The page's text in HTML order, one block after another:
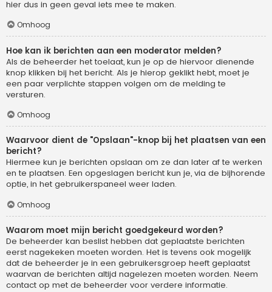
hier dus in geen geval iets mee te maken.
Omhoog
Hoe kan ik berichten aan een moderator melden?
Als de beheerder het toelaat, kun je op de hiervoor dienende
knop klikken bij het bericht. Als je hierop geklikt hebt, moet je
een paar verplichte stappen volgen om de melding te
versturen.
Omhoog
Waarvoor dient de "Opslaan"-knop bij het plaatsen van een
bericht?
Hiermee kun je berichten opslaan om ze dan later af te werken
en te plaatsen. Een opgeslagen bericht kun je, via de bijhorende
optie, in het gebruikerspaneel weer laden.
Omhoog
Waarom moet mijn bericht goedgekeurd worden?
De beheerder kan beslist hebben dat geplaatste berichten
eerst nagekeken moeten worden. Het is tevens ook mogelijk
dat de beheerder je in een gebruikersgroep heeft geplaatst
waarvan de berichten altijd nagelezen moeten worden. Neem
contact op met de beheerder voor verdere informatie.